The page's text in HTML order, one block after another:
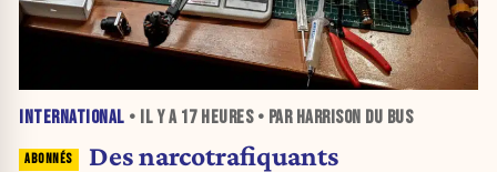
INTERNATIONAL • IL Y A 17 HEURES• PAR HARRISON DU BUS
Des narcotrafiquants